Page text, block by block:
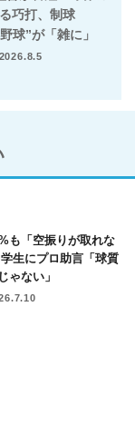
巧打、制球
球”が「雑に」
2026.8.5
も「空振りが取れな
生にプロ助言「球質
ゃない」